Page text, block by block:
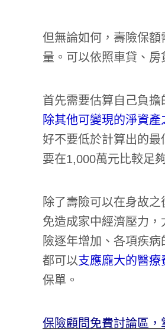
但無論如何，壽險保
量。可以依照車貸、
首先需要估算自己負擔
除其他可變現的淨資
好不要低於計算出的
要在1,000萬元比較足
除了壽險可以在身故
免造成家中經濟壓力
險逐年增加、各項疾
都可以支應龐大的醫
保單。
保險顧問免費討論區，